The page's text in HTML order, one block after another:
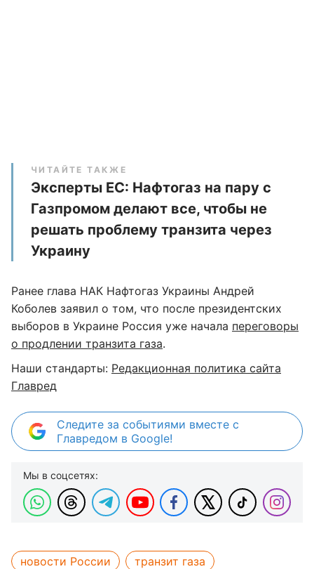
ЧИТАЙТЕ ТАКЖЕ
Эксперты ЕС: Нафтогаз на пару с
Газпромом делают все, чтобы не
решать проблему транзита через
Украину
Ранее глава НАК Нафтогаз Украины Андрей
Коболев заявил о том, что после президентских
выборов в Украине Россия уже начала переговоры
о продлении транзита газа.
Наши стандарты: Редакционная политика сайта
Главред
Следите за событиями вместе с
Главредом в Google!
Мы в соцсетях:
новости России
транзит газа